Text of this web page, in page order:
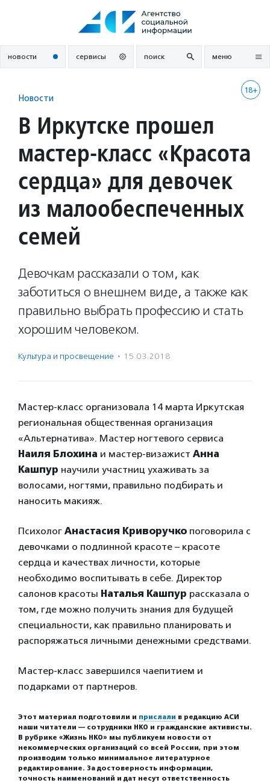
новости сервисы поиск меню
18+
Новости
В Иркутске прошел
мастер-класс «Красота
сердца» для девочек
из малообеспеченных
семей
Девочкам рассказали о том, как
заботиться о внешнем виде, а также как
правильно выбрать профессию и стать
хорошим человеком.
Культура и просвещение · 15.03.2018
Мастер-класс организовала 14 марта Иркутская
региональная общественная организация
«Альтернатива». Мастер ногтевого сервиса
Наиля Блохина и мастер-визажист Анна
Кашпур научили участниц ухаживать за
волосами, ногтями, правильно подбирать и
наносить макияж.
Психолог Анастасия Криворучко поговорила с
девочками о подлинной красоте – красоте
сердца и качествах личности, которые
необходимо воспитывать в себе. Директор
салонов красоты Наталья Кашпур рассказала о
том, где можно получить знания для будущей
специальности, как правильно планировать и
распоряжаться личными денежными средствами.
Мастер-класс завершился чаепитием и
подарками от партнеров.
Этот материал подготовили и прислали в редакцию АСИ
наши читатели — сотрудники НКО и гражданские активисты.
В рубрике «Жизнь НКО» мы публикуем новости от
некоммерческих организаций со всей России, при этом
производим только минимальное литературное
редактирование. За достоверность информации,
точность наименований и дат несут ответственность